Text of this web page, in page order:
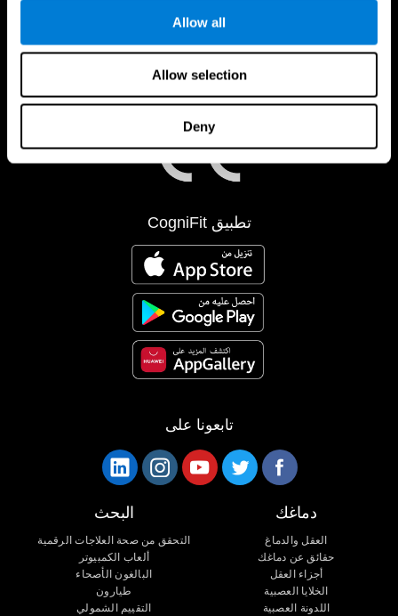
Allow all
Allow selection
Deny
تطبيق CogniFit
تابعونا على
دماغك
العقل والدماغ
حقائق عن دماغك
أجزاء العقل
الخلايا العصبية
اللدونة العصبية
البحث
التحقق من صحة العلاجات الرقمية
ألعاب الكمبيوتر
البالغون الأصحاء
طيارون
التقييم الشمولي